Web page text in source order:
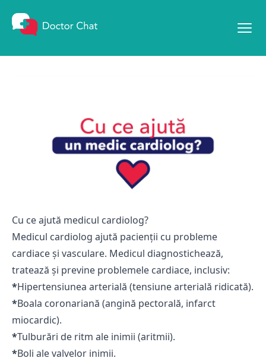
Cu ce ajută medicul cardiolog?
Medicul cardiolog ajută pacienții cu probleme
cardiace și vasculare. Medicul diagnostichează,
tratează și previne problemele cardiace, inclusiv:
*Hipertensiunea arterială (tensiune arterială ridicată).
*Boala coronariană (angină pectorală, infarct
miocardic).
*Tulburări de ritm ale inimii (aritmii).
*Boli ale valvelor inimii.